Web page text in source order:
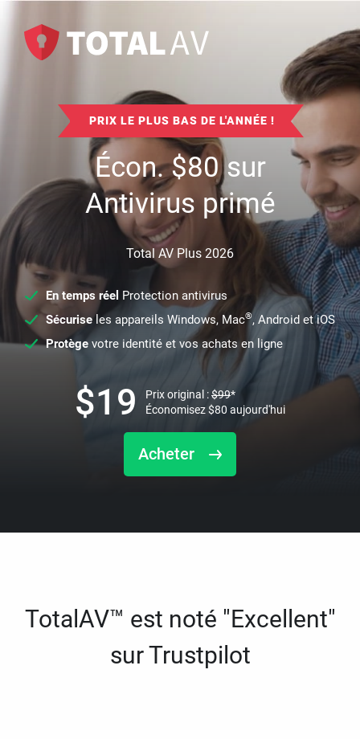
PRIX LE PLUS BAS DE L'ANNÉE !
Écon.$80sur
Antivirus primé
Total AV Plus 2026
En temps réel Protection antivirus
Sécuriseles appareils Windows, Mac®, Android et iOS
Protège votre identité et vos achats en ligne
Acheter
$19 Prix original :$99*
Économisez$80 aujourd'hui
TotalAV™ est noté "Excellent"
sur Trustpilot